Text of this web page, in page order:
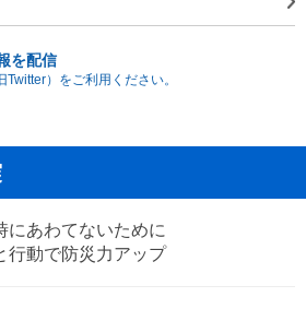
を配信
）をご利用ください。
にあわてないために
行動で防災力アップ